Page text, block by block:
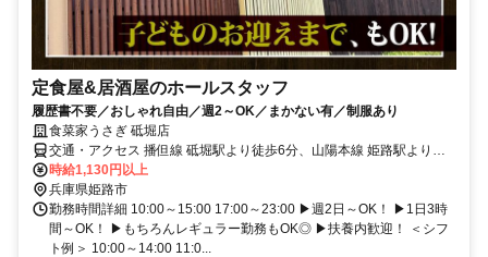
定食屋&居酒屋のホールスタッフ
履歴書不要／おしゃれ自由／週2～OK／まかない有／制服あり
食菜家うさぎ 砥堀店
交通・アクセス 播但線 砥堀駅より徒歩6分、山陽本線 姫路駅より車
で18分
時給1,130円以上
兵庫県姫路市
勤務時間詳細 10:00～15:00 17:00～23:00 ▶週2日～OK！ ▶1日3時
間～OK！ ▶もちろんレギュラー勤務もOK◎ ▶扶養内歓迎！ ＜シフ
ト例＞ 10:00～14:00 11:0...